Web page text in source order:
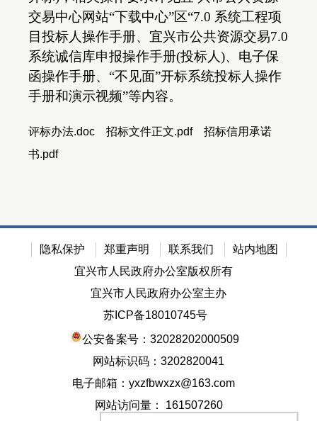
交易中心网站“下载中心”区“7.0 系统工程项
目投标人操作手册、宜兴市公共资源交易7.0
系统诚信库申报操作手册(投标人)、电子保
函操作手册、“不见面”开标系统投标人操作
手册和演示视频”等内容。
评标办法.doc 招标文件正文.pdf
招标信用承诺
书.pdf
隐私保护 郑重声明 联系我们
站内地图
宜兴市人民政府办公室版权所有
宜兴市人民政府办公室主办
苏ICP备18010745号
公安备案号：32028202000509
网站标识码：3202820041
电子邮箱：yxzfbwxzx@163.com
网站访问量：
161507260